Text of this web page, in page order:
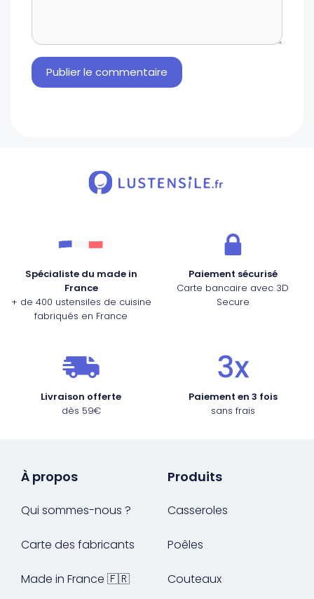
Spécialiste du made in
France
+ de 400 ustensiles de cuisine
fabriqués en France
Paiement sécurisé
Carte bancaire avec 3D
Secure
Livraison offerte
dès 59€
Paiement en 3 fois
sans frais
À propos
Qui sommes-nous ?
Carte des fabricants
Made in France 🇫🇷
Produits
Casseroles
Poêles
Couteaux